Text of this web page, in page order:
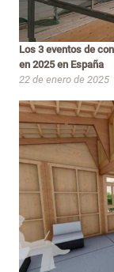
Los 3 eventos de
en 2025 en España
22 de enero de 2025